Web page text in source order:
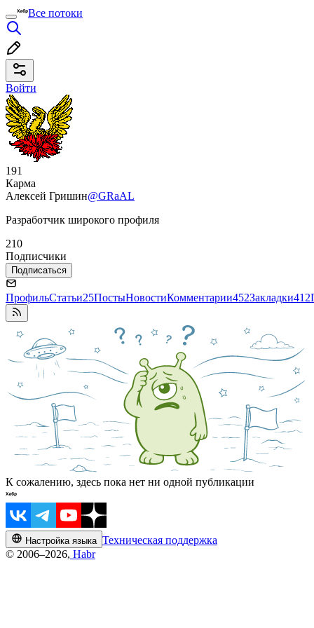
Все потоки
Войти
191
Карма
Алексей Гришин@GRaAL
Разработчик широкого профиля
210
Подписчики
Подписаться
ПрофильСтатьи25ПостыНовостиКомментарии452Закладки412
К сожалению, здесь пока нет ни одной публикации
Настройка языка Техническая поддержка
© 2006–2026, Habr